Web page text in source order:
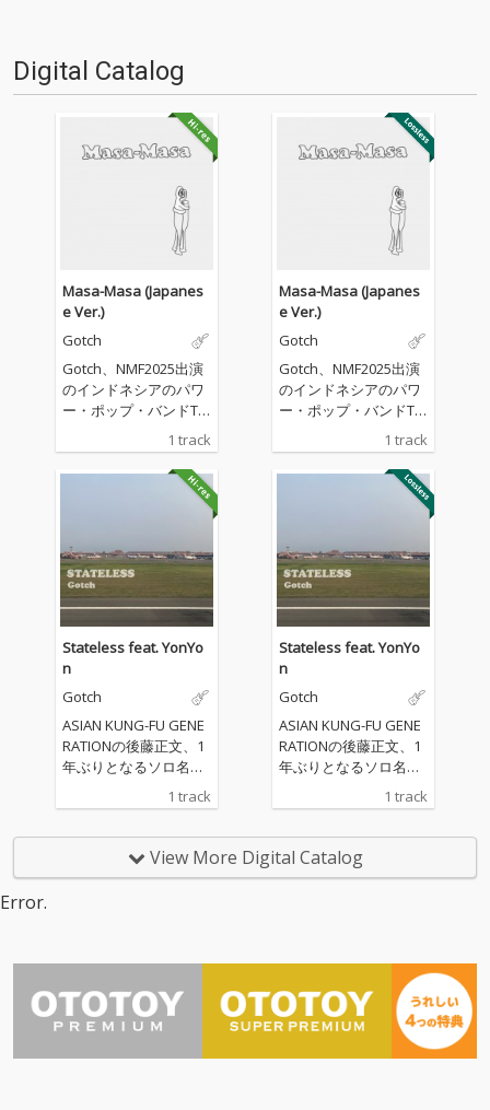
Digital Catalog
Masa-Masa (Japanes
e Ver.)
Gotch
Gotch、NMF2025出演
のインドネシアのパワ
ー・ポップ・バンドTh
a」を日本語でカバ
ー！
1 track
Masa-Masa (Japanes
e Ver.)
Gotch
Gotch、NMF2025出演
のインドネシアのパワ
ー・ポップ・バンドTh
e Adams「Masa-Mas
a」を日本語でカバ
ー！
1 track
Stateless feat. YonYo
n
Gotch
ASIAN KUNG-FU GENE
RATIONの後藤正文、1
年ぶりとなるソロ名義
の新曲「Stateless fea
t. YonYon」をリリース
1 track
Stateless feat. YonYo
n
Gotch
ASIAN KUNG-FU GENE
RATIONの後藤正文、1
年ぶりとなるソロ名義
の新曲「Stateless fea
t. YonYon」をリリース
1 track
View More Digital Catalog
Error.